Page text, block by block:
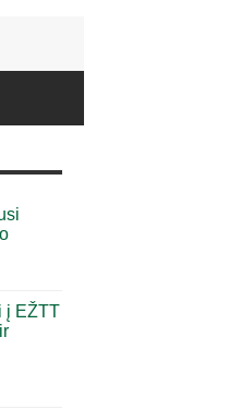
į EŽTT